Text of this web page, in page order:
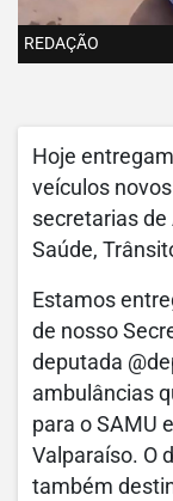
REDAÇÃO
Hoje
veículos
secretarias de
Saúde,
Estamos
de nosso
deputada
ambulâncias
para o SAMU
Valparaíso. O
também